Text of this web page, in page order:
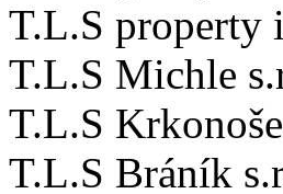
T.L.S property
T.L.S Michle
T.L.S
T.L.S Bráník